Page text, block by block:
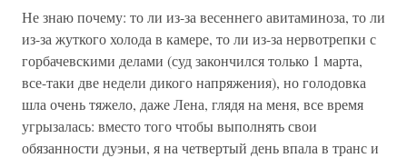
Не знаю почему: то ли из-за весеннего авитаминоза, то ли
из-за жуткого холода в камере, то ли из-за нервотрепки с
горбачевскими делами (суд закончился только 1 марта,
все-таки две недели дикого напряжения), но голодовка
шла очень тяжело, даже Лена, глядя на меня, все время
угрызалась: вместо того чтобы выполнять свои
обязанности дуэньи, я на четвертый день впала в транс и